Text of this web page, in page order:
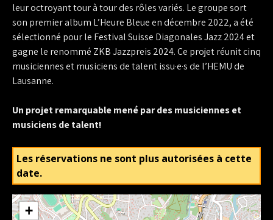
leur octroyant tour à tour des rôles variés. Le groupe sort
son premier album L’Heure Bleue en décembre 2022, a été
sélectionné pour le Festival Suisse Diagonales Jazz 2024 et
gagne le renommé ZKB Jazzpreis 2024. Ce projet réunit cinq
musiciennes et musiciens de talent issu·e·s de l’HEMU de
Lausanne.
Un projet remarquable mené par des musiciennes et
musiciens de talent!
Les réservations ne sont plus autorisées à cette
date.
+